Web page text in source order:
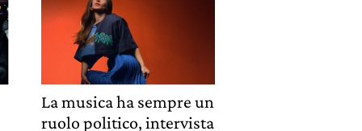
La musica ha sempre un
ruolo politico, intervista